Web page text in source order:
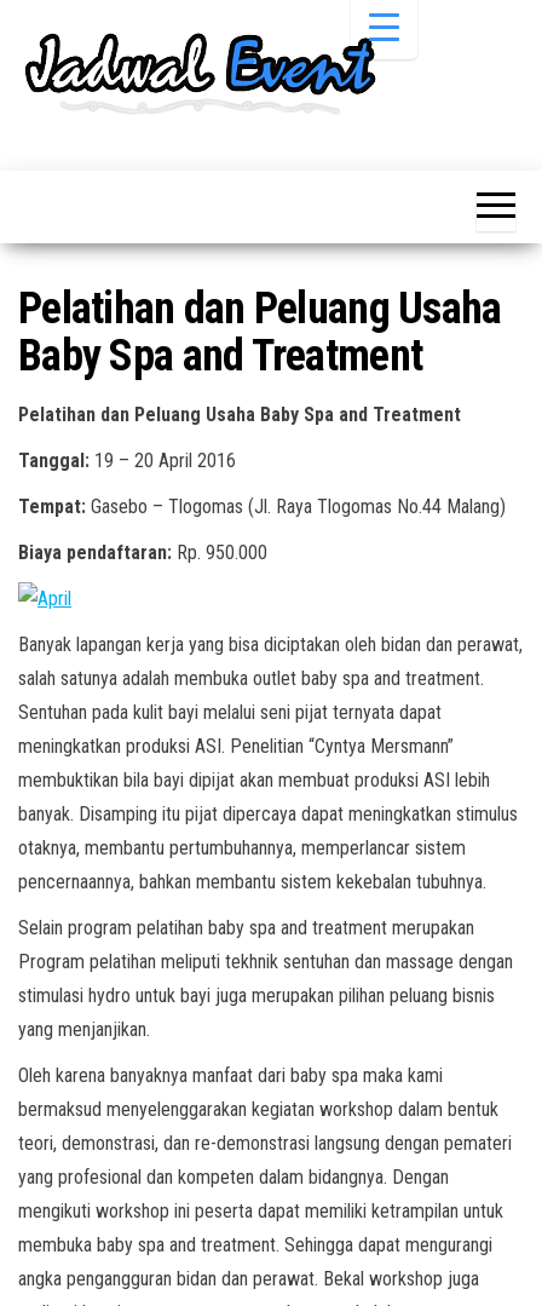
Pameran,
Acara &
Promo
Terbaru
Pameran,
Bazaar,
Workshop,
Job Fair,
Lomba dll.
Pelatihan dan Peluang Usaha
Baby Spa and Treatment
Pelatihan dan Peluang Usaha Baby Spa and Treatment
Tanggal: 19 – 20 April 2016
Tempat: Gasebo – Tlogomas (Jl. Raya Tlogomas No.44 Malang)
Biaya pendaftaran: Rp. 950.000
Banyak lapangan kerja yang bisa diciptakan oleh bidan dan perawat,
salah satunya adalah membuka outlet baby spa and treatment.
Sentuhan pada kulit bayi melalui seni pijat ternyata dapat
meningkatkan produksi ASI. Penelitian “Cyntya Mersmann”
membuktikan bila bayi dipijat akan membuat produksi ASI lebih
banyak. Disamping itu pijat dipercaya dapat meningkatkan stimulus
otaknya, membantu pertumbuhannya, memperlancar sistem
pencernaannya, bahkan membantu sistem kekebalan tubuhnya.
Selain program pelatihan baby spa and treatment merupakan
Program pelatihan meliputi tekhnik sentuhan dan massage dengan
stimulasi hydro untuk bayi juga merupakan pilihan peluang bisnis
yang menjanjikan.
Oleh karena banyaknya manfaat dari baby spa maka kami
bermaksud menyelenggarakan kegiatan workshop dalam bentuk
teori, demonstrasi, dan re-demonstrasi langsung dengan pemateri
yang profesional dan kompeten dalam bidangnya. Dengan
mengikuti workshop ini peserta dapat memiliki ketrampilan untuk
membuka baby spa and treatment. Sehingga dapat mengurangi
angka pengangguran bidan dan perawat. Bekal workshop juga